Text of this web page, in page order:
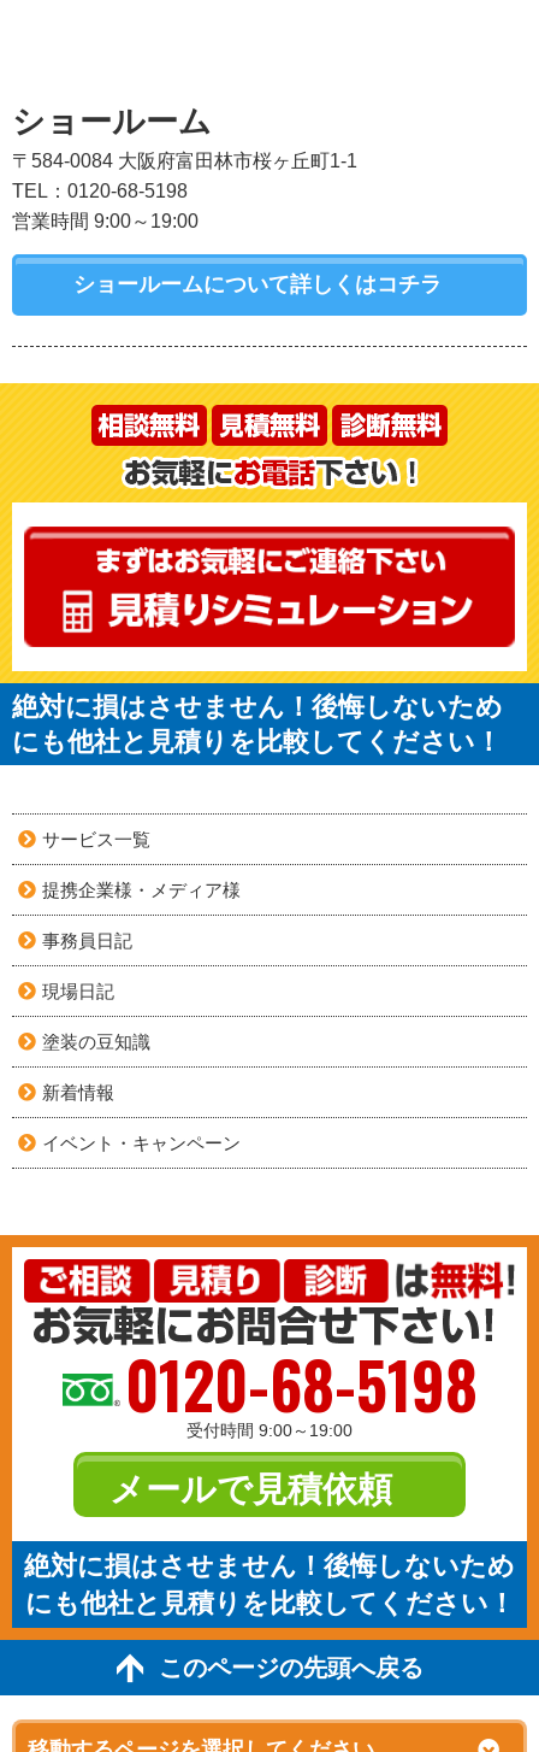
ショールーム
〒584-0084 大阪府富田林市桜ヶ丘町1-1
TEL：0120-68-5198
営業時間 9:00～19:00
ショールームについて詳しくはコチラ
絶対に損はさせません！後悔しないため
にも他社と見積りを比較してください！
サービス一覧
提携企業様・メディア様
事務員日記
現場日記
塗装の豆知識
新着情報
イベント・キャンペーン
0120-68-5198
受付時間 9:00～19:00
メールで見積依頼
絶対に損はさせません！後悔しないため
にも他社と見積りを比較してください！
このページの先頭へ戻る